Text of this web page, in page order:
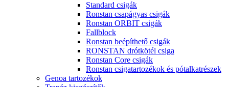
Standard csigák
Ronstan csapágyas csigák
Ronstan ORBIT csigák
Fallblock
Ronstan beépíthető csigák
RONSTAN drótkötél csiga
Ronstan Core csigák
Ronstan csigatartozékok és pótalkatrészek
Genoa tartozékok